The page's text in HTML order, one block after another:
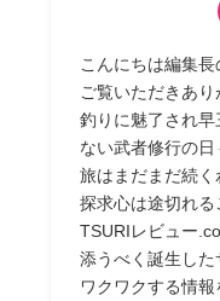
こんにちは編集長
ご覧いただきあり
釣りに魅了され早
ない武者修行の日
旅はまだまだ続
探求心は途切れる
TSURIレビュー
添うべく誕生した
ワクワクする情